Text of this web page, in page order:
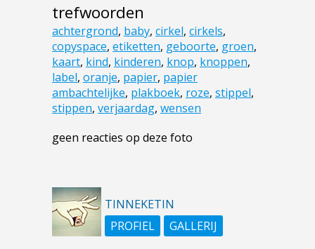
trefwoorden
achtergrond, baby, cirkel, cirkels,
copyspace, etiketten, geboorte, groen,
kaart, kind, kinderen, knop, knoppen,
label, oranje, papier, papier
ambachtelijke, plakboek, roze, stippel,
stippen, verjaardag, wensen
geen reacties op deze foto
TINNEKETIN
PROFIEL
GALLERIJ